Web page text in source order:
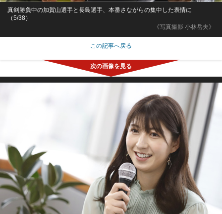
《写真撮影 小林岳夫》
真剣勝負中の加賀山選手と長島選手、本番さながらの集中した表情に
（5/38）
この記事へ戻る